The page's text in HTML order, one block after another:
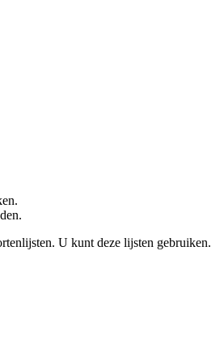
U kunt deze lijsten gebruiken.